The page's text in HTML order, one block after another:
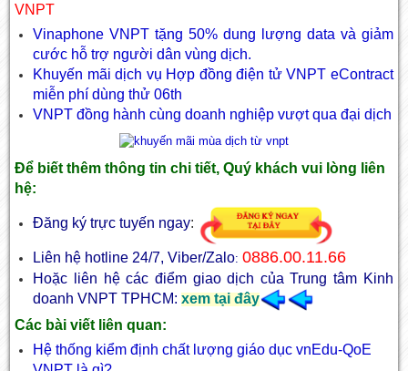
VNPT
Vinaphone VNPT tặng 50% dung lượng data và giảm
cước hỗ trợ người dân vùng dịch.
Khuyến mãi dịch vụ Hợp đồng điện tử VNPT eContract
miễn phí dùng thử 06th
VNPT đồng hành cùng doanh nghiệp vượt qua đại dịch
Để biết thêm thông tin chi tiết, Quý khách vui lòng liên
hệ:
Đăng ký trực tuyến ngay:
Liên hệ hotline 24/7, Viber/Zalo:0886.00.11.66
Hoặc liên hệ các điểm giao dịch của Trung tâm Kinh
doanh VNPT TPHCM: xem tại đây
Các bài viết liên quan:
Hệ thống kiểm định chất lượng giáo dục vnEdu-QoE